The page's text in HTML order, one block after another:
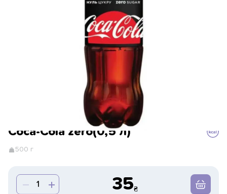
Coca-Cola zero(0,5 л)
500 г
35